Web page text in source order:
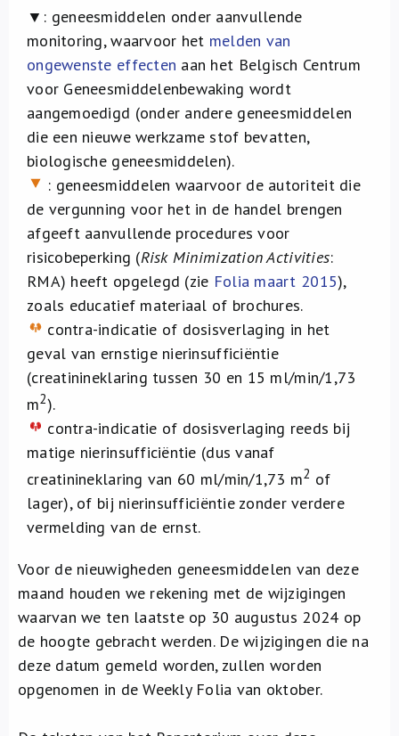
▼: geneesmiddelen onder aanvullende
monitoring, waarvoor het melden van
ongewenste effecten aan het Belgisch Centrum
voor Geneesmiddelenbewaking wordt
aangemoedigd (onder andere geneesmiddelen
die een nieuwe werkzame stof bevatten,
biologische geneesmiddelen).
: geneesmiddelen waarvoor de autoriteit die
de vergunning voor het in de handel brengen
afgeeft aanvullende procedures voor
risicobeperking (Risk Minimization Activities:
RMA) heeft opgelegd (zie Folia maart 2015),
zoals educatief materiaal of brochures.
contra-indicatie of dosisverlaging in het
geval van ernstige nierinsufficiëntie
(creatinineklaring tussen 30 en 15 ml/min/1,73
m2).
contra-indicatie of dosisverlaging reeds bij
matige nierinsufficiëntie (dus vanaf
creatinineklaring van 60 ml/min/1,73 m2 of
lager), of bij nierinsufficiëntie zonder verdere
vermelding van de ernst.
Voor de nieuwigheden geneesmiddelen van deze
maand houden we rekening met de wijzigingen
waarvan we ten laatste op 30 augustus 2024 op
de hoogte gebracht werden. De wijzigingen die na
deze datum gemeld worden, zullen worden
opgenomen in de Weekly Folia van oktober.